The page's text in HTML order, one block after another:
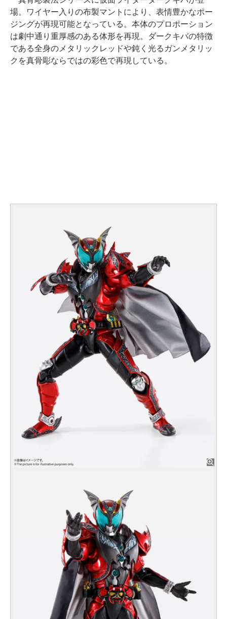
場。ワイヤー入りの布製マントにより、表情豊かなポー
ジングが再現可能となっている。本体のプロポーション
は劇中通り重厚感のある体形を再現。ダークキバの特徴
である全身のメタリックレッドや鈍く光るガンメタリッ
クを真骨彫ならではの彩色で再現している。